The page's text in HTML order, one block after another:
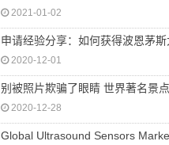
2021-01-02
申请经验分享：如何获得波恩茅
2020-12-01
别被照片欺骗了眼睛 世界著名景
2020-12-28
Global Ultrasound Sensors